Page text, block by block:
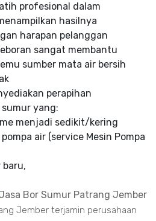
profesional dalam
hasilnya
harapan pelanggan
sangat membantu
sumber mata air bersih
perapihan
yang:
menjadi sedikit/kering
air (service Mesin Pompa
baru,
Jember terjamin perusahaan